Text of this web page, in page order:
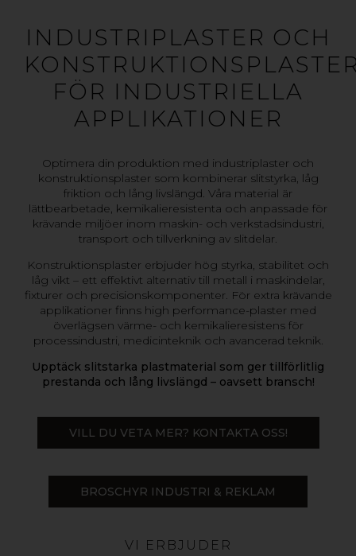
INDUSTRIPLASTER OCH
FÖR INDUSTRIELLA
APPLIKATIONER
Optimera din produktion med industriplaster och
konstruktionsplaster som kombinerar slitstyrka, låg
friktion och lång livslängd. Våra material är
lättbearbetade, kemikalieresistenta och anpassade för
krävande miljöer inom maskin- och verkstadsindustri,
transport och tillverkning av slitdelar.
Konstruktionsplaster erbjuder hög styrka, stabilitet och
låg vikt – ett effektivt alternativ till metall i maskindelar,
fixturer och precisionskomponenter. För extra krävande
applikationer finns high performance-plaster med
överlägsen värme- och kemikalieresistens för
processindustri, medicinteknik och avancerad teknik.
Upptäck slitstarka plastmaterial som ger tillförlitlig
prestanda och lång livslängd – oavsett bransch!
VILL DU VETA MER? KONTAKTA OSS!
BROSCHYR INDUSTRI & REKLAM
VI ERBJUDER